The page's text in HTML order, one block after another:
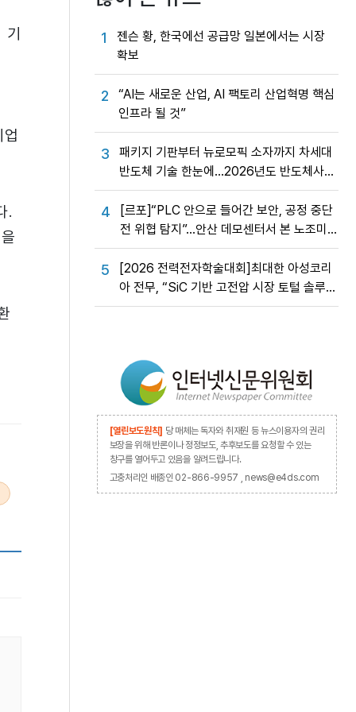
.
1
젠슨 황, 한국에선 공급망 일본에서는 시장
확보
2
“AI는 새로운 산업, AI 팩토리 산업혁명 핵심
인프라 될 것”
3
패키지 기판부터 뉴로모픽 소자까지 차세대
반도체 기술 한눈에…2026년도 반도체사업
성과교류회
4
[르포]“PLC 안으로 들어간 보안, 공정 중단
전 위협 탐지”…안산 데모센터서 본 노조미
네트웍스 OT 보안의 실제
5
[2026 전력전자학술대회]최대한 아성코리
아 전무, “SiC 기반 고전압 시장 토털 솔루션
제공”
[열린보도원칙] 당 매체는 독자와 취재원 등 뉴스이용자의 권리
보장을 위해 반론이나 정정보도, 추후보도를 요청할 수 있는
창구를 열어두고 있음을 알려드립니다.
고충처리인 배종인 02-866-9957 , news@e4ds.com